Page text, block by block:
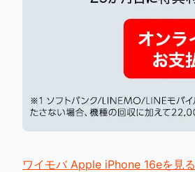
ワイモバ Apple iPhone 16eを見る